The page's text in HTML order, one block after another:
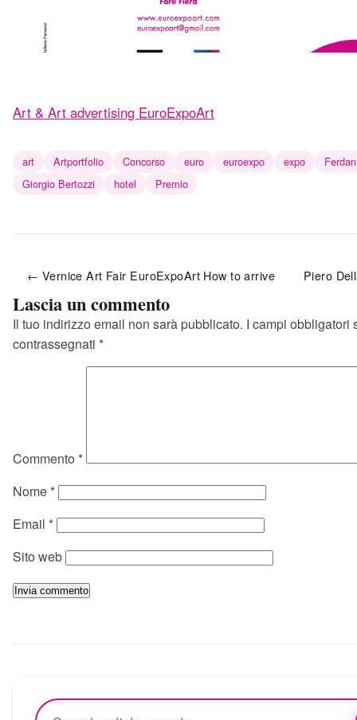
Art & Art advertising EuroExpoArt
art Artportfolio Concorso euro euroexpo expo
Giorgio Bertozzi
hotel Premio
← Vernice Art Fair EuroExpoArt How to arrive Piero
Lascia un commento
Il tuo indirizzo email non sarà pubblicato. I campi obbligatori
contrassegnati *
Commento *
Nome *
Email *
Sito web